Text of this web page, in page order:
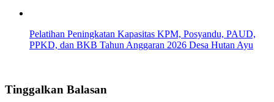
Pelatihan Peningkatan Kapasitas KPM, Posyandu, PAUD,
PPKD, dan BKB Tahun Anggaran 2026 Desa Hutan Ayu
Tinggalkan Balasan